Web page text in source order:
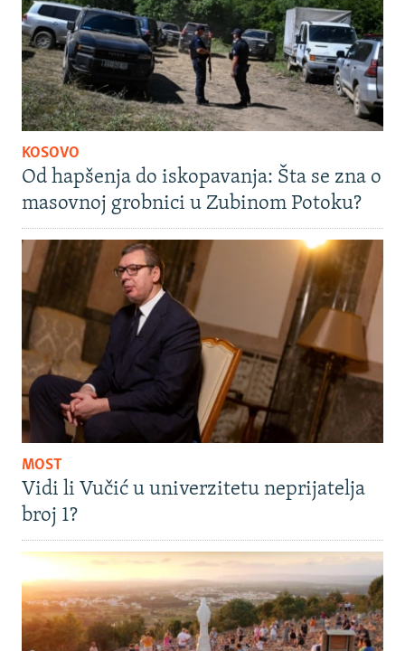
KOSOVO
Od hapšenja do iskopavanja: Šta se zna o
masovnoj grobnici u Zubinom Potoku?
MOST
Vidi li Vučić u univerzitetu neprijatelja
broj 1?